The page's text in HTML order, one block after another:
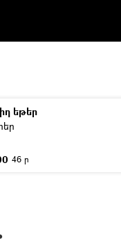
եթեր
46 ր